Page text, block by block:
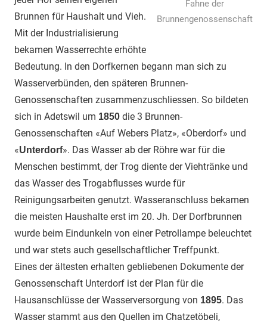
Fahne der
Brunnengenossenschaft
Brunnen für Haushalt und Vieh.
Mit der Industrialisierung
bekamen Wasserrechte erhöhte
Bedeutung. In den Dorfkernen begann man sich zu
Wasserverbünden, den späteren Brunnen-
Genossenschaften zusammenzuschliessen. So bildeten
sich in Adetswil um 1850 die 3 Brunnen-
Genossenschaften «Auf Webers Platz», «Oberdorf» und
«Unterdorf». Das Wasser ab der Röhre war für die
Menschen bestimmt, der Trog diente der Viehtränke und
das Wasser des Trogabflusses wurde für
Reinigungsarbeiten genutzt. Wasseranschluss bekamen
die meisten Haushalte erst im 20. Jh. Der Dorfbrunnen
wurde beim Eindunkeln von einer Petrollampe beleuchtet
und war stets auch gesellschaftlicher Treffpunkt.
Eines der ältesten erhalten gebliebenen Dokumente der
Genossenschaft Unterdorf ist der Plan für die
Hausanschlüsse der Wasserversorgung von 1895. Das
Wasser stammt aus den Quellen im Chatzetöbeli,